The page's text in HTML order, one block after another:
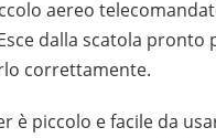
aereo
dalla scatola
correttamente.
è piccolo e facile da